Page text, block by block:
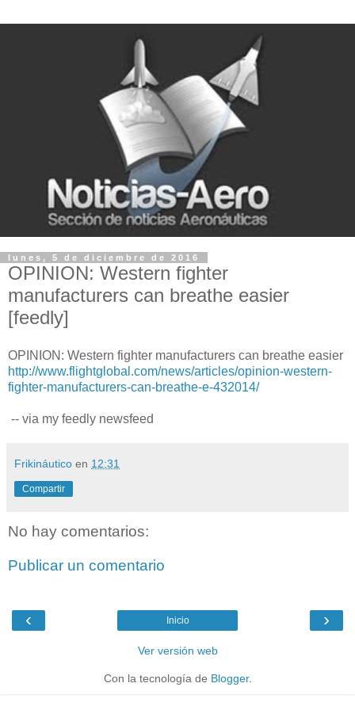
lunes, 5 de diciembre de 2016
OPINION: Western fighter
manufacturers can breathe easier
[feedly]
OPINION: Western fighter manufacturers can breathe easier
http://www.flightglobal.com/news/articles/opinion-western-
fighter-manufacturers-can-breathe-e-432014/
-- via my feedly newsfeed
Frikináutico en 12:31
Compartir
No hay comentarios:
Publicar un comentario
‹ ›
Inicio
Ver versión web
Con la tecnología de Blogger.